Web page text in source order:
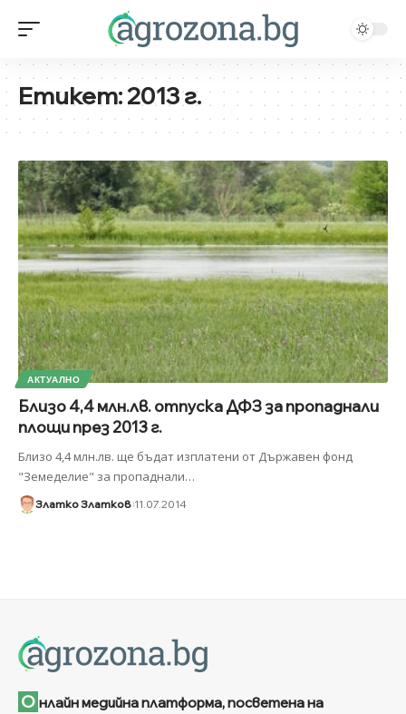
Етикет:2013 г.
АКТУАЛНО
Близо 4,4 млн.лв. отпуска ДФЗ за пропаднали
площи през 2013 г.
Близо 4,4 млн.лв. ще бъдат изплатени от Държавен фонд
"Земеделие" за пропаднали…
Златко Златков 11.07.2014
О нлайн медийна платформа, посветена на